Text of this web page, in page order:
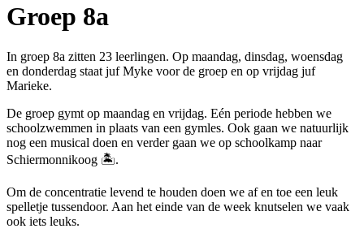
Groep 8a
In groep 8a zitten 23 leerlingen. Op maandag, dinsdag, woensdag
en donderdag staat juf Myke voor de groep en op vrijdag juf
Marieke.
De groep gymt op maandag en vrijdag. Eén periode hebben we
schoolzwemmen in plaats van een gymles. Ook gaan we natuurlijk
nog een musical doen en verder gaan we op schoolkamp naar
Schiermonnikoog 🏝️.
Om de concentratie levend te houden doen we af en toe een leuk
spelletje tussendoor. Aan het einde van de week knutselen we vaak
ook iets leuks.